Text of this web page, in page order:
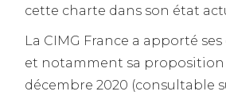
cette charte dans son état
La CIMG France a apporté
et notamment sa proposition
décembre 2020 (consultable